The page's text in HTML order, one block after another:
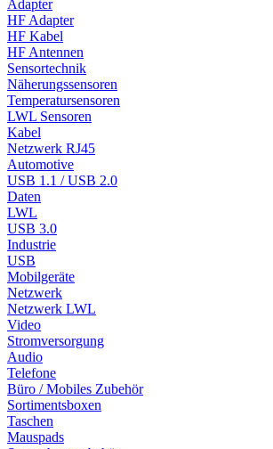
Adapter
HF Adapter
HF Kabel
HF Antennen
Sensortechnik
Näherungssensoren
Temperatursensoren
LWL Sensoren
Kabel
Netzwerk RJ45
Automotive
USB 1.1 / USB 2.0
Daten
LWL
USB 3.0
Industrie
USB
Mobilgeräte
Netzwerk
Netzwerk LWL
Video
Stromversorgung
Audio
Telefone
Büro / Mobiles Zubehör
Sortimentsboxen
Taschen
Mauspads